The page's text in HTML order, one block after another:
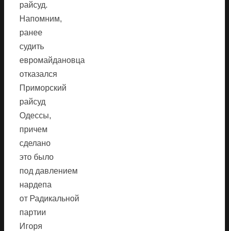
райсуд.
Напомним,
ранее
судить
евромайдановца
отказался
Приморский
райсуд
Одессы,
причем
сделано
это было
под давлением
нардепа
от Радикальной
партии
Игоря